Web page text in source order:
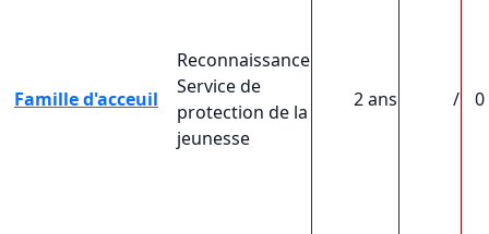
Famille d'acceuil
Reconnaissance
Service de
protection de la
jeunesse
2 ans / 0